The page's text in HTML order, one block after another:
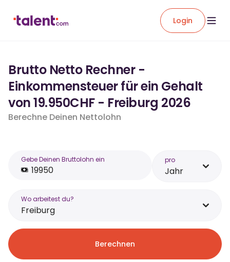
Login
Brutto Netto Rechner -
Einkommensteuer für ein Gehalt
von 19.950CHF - Freiburg 2026
Berechne Deinen Nettolohn
Gebe Deinen Bruttolohn ein pro
Jahr
Wo arbeitest du?
Freiburg
Berechnen